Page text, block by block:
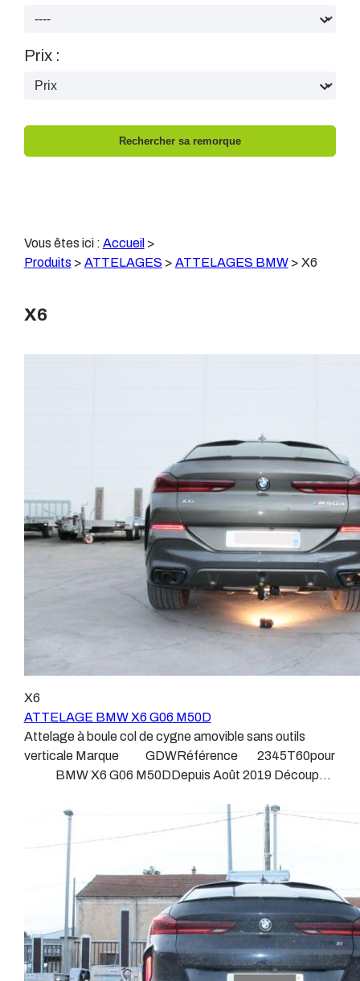
Prix :
Vous êtes ici : Accueil >
Produits > ATTELAGES > ATTELAGES BMW> X6
X6
X6
ATTELAGE BMW X6 G06 M50D
Attelage à boule col de cygne amovible sans outils
verticale Marque GDWRéférence 2345T60pour
BMW X6 G06 M50DDepuis Août 2019 Découpe
BMW la trappe ou le bas de pare choc "d'origine". Poids
maxi tractable 3500 kgValeur S 160 kgPoids de
l'attelage 25.6 kg Anhängerkupplung BMW X6 G06
M50D Patrick Remorques se conjugue avec
ATTELAGE depuis 1968. Les temps ont changé depuis
les premiers attelages fabriqués à la demande dans
l’atelier, autour d’un poste à souder et d’un étau.
L’évolution technique et la normalisation sont passées
par là. Maintenant un attelage doit être homologué,